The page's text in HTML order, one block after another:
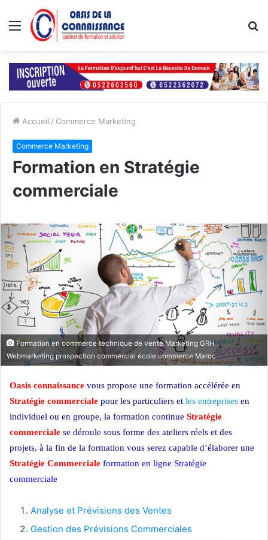
Menu
Accueil / Commerce Marketing
Commerce Marketing
Formation en Stratégie
commerciale
Formation en commerce technique de vente Marketing GRH
Webmarketing prospection commercial école commerce Maroc
Oasis connaissance vous propose une formation accélérée en
Stratégie commerciale pour les particuliers et les entreprises en
individuel ou en groupe, la formation continue Stratégie
commerciale se déroule sous forme des ateliers réels et des
projets, à la fin de la formation vous serez capable d’élaborer une
Stratégie Commerciale formation en ligne Stratégie
commerciale
Analyse et Prévisions des Ventes
Gestion des Prévisions Commerciales